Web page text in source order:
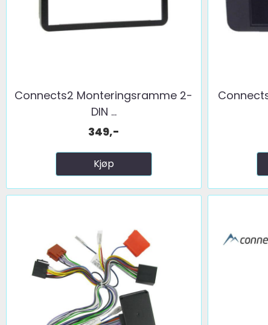
Connects2 Monteringsramme 2-
DIN ...
349,-
Kjøp